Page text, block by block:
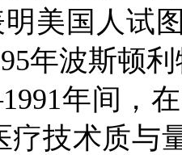
美国人试
年波斯顿
1991年间，在
疗技术质与